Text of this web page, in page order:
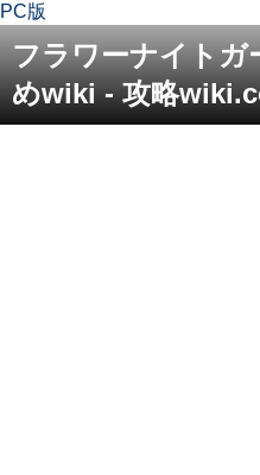
PC版
フラワーナイトガ
めwiki - 攻略